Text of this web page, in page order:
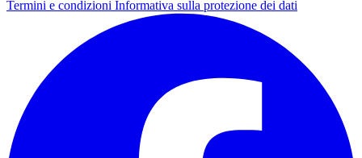
Termini e condizioni Informativa sulla protezione dei dati